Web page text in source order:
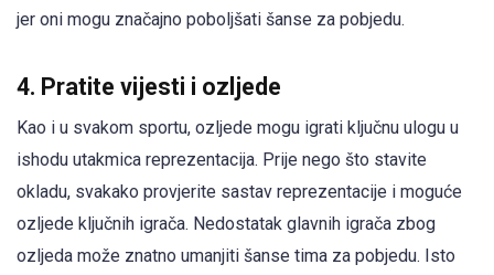
jer oni mogu značajno poboljšati šanse za pobjedu.
4. Pratite vijesti i ozljede
Kao i u svakom sportu, ozljede mogu igrati ključnu ulogu u
ishodu utakmica reprezentacija. Prije nego što stavite
okladu, svakako provjerite sastav reprezentacije i moguće
ozljede ključnih igrača. Nedostatak glavnih igrača zbog
ozljeda može znatno umanjiti šanse tima za pobjedu. Isto